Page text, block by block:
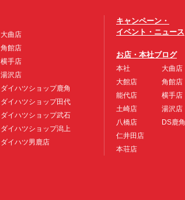
大曲店
角館店
横手店
湯沢店
ダイハツショップ鹿角
ダイハツショップ田代
ダイハツショップ武石
ダイハツショップ潟上
ダイハツ男鹿店
キャンペーン・
イベント・ニュース
お店・本社ブログ
本社
大館店
能代店
土崎店
八橋店
仁井田店
本荘店
大曲店
角館店
横手店
湯沢店
DS鹿角